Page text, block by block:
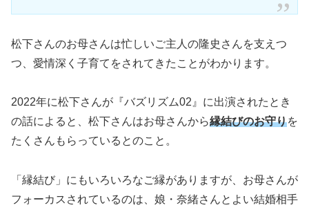
松下さんのお母さんは忙しいご主人の隆史さんを支えつ
つ、愛情深く子育てをされてきたことがわかります。
2022年に松下さんが『バズリズム02』に出演されたとき
の話によると、松下さんはお母さんから縁結びのお守りを
たくさんもらっているとのこと。
「縁結び」にもいろいろなご縁がありますが、お母さんが
フォーカスされているのは、娘・奈緒さんとよい結婚相手